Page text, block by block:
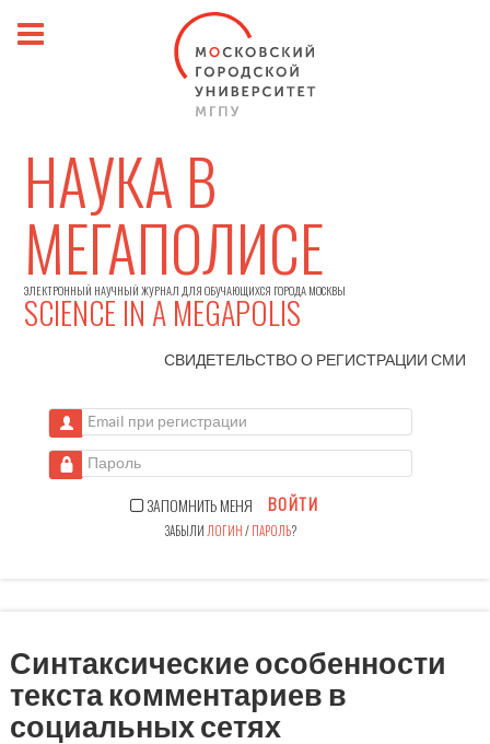
НАУКА В
МЕГАПОЛИСЕ
ЭЛЕКТРОННЫЙ НАУЧНЫЙ ЖУРНАЛ ДЛЯ ОБУЧАЮЩИХСЯ ГОРОДА МОСКВЫ
SCIENCE IN A MEGAPOLIS
СВИДЕТЕЛЬСТВО О РЕГИСТРАЦИИСМИ
Email при регистрации
Пароль
ЗАПОМНИТЬ МЕНЯ ВОЙТИ
ЗАБЫЛИ ЛОГИН/ПАРОЛЬ?
Синтаксические особенности
текста комментариев в
социальных сетях